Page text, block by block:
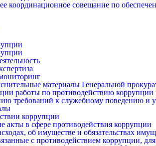
координационное совещание по
материалы Генеральной
работы по противодействию
требований к служебному поведению и
коррупции
акты в сфере противодействия коррупции
об имуществе и обязательствах
с противодействием коррупции,